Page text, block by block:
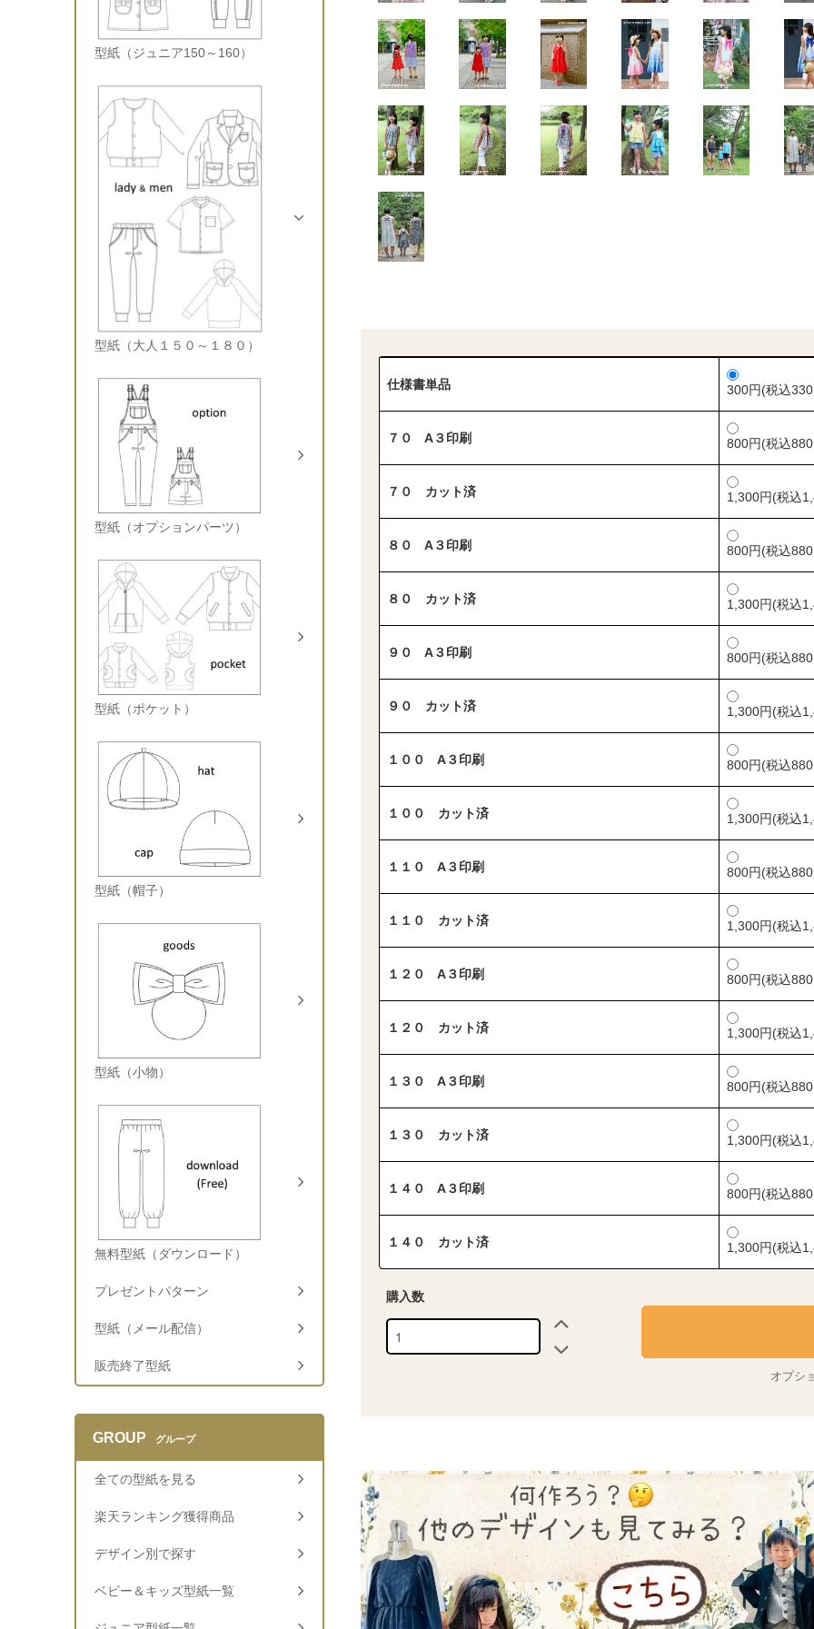
仕様書単品 300円(税込
７０ A３印刷 800円(税込
７０ カット済 1,300円(税込
８０ A３印刷 800円(税込
８０ カット済 1,300円(税込
９０ A３印刷 800円(税込
９０ カット済 1,300円(税込
１００ A３印刷 800円(税込
１００ カット済 1,300円(税込
１１０ A３印刷 800円(税込
１１０ カット済 1,300円(税込
１２０ A３印刷 800円(税込
１２０ カット済 1,300円(税込
１３０ A３印刷 800円(税込
１３０ カット済 1,300円(税込
１４０ A３印刷 800円(税込
１４０ カット済 1,300円(税込
購入数
オプシ
型紙（ジュニア150～160）
型紙（大人１５０～１８０）
型紙（オプションパーツ）
型紙（ポケット）
型紙（帽子）
型紙（小物）
無料型紙（ダウンロード）
プレゼントパターン
型紙（メール配信）
販売終了型紙
GROUP グループ
全ての型紙を見る
楽天ランキング獲得商品
デザイン別で探す
ベビー＆キッズ型紙一覧